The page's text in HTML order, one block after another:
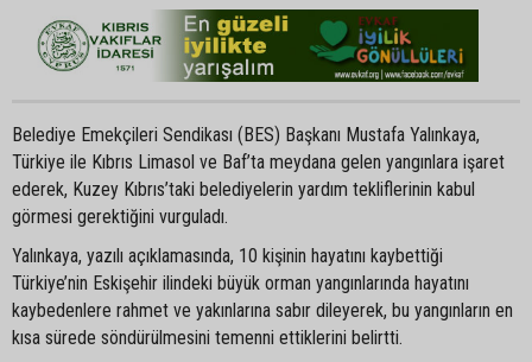
Belediye Emekçileri Sendikası (BES) Başkanı Mustafa Yalınkaya,
Türkiye ile Kıbrıs Limasol ve Baf’ta meydana gelen yangınlara işaret
ederek, Kuzey Kıbrıs’taki belediyelerin yardım tekliflerinin kabul
görmesi gerektiğini vurguladı.
Yalınkaya, yazılı açıklamasında, 10 kişinin hayatını kaybettiği
Türkiye’nin Eskişehir ilindeki büyük orman yangınlarında hayatını
kaybedenlere rahmet ve yakınlarına sabır dileyerek, bu yangınların en
kısa sürede söndürülmesini temenni ettiklerini belirtti.